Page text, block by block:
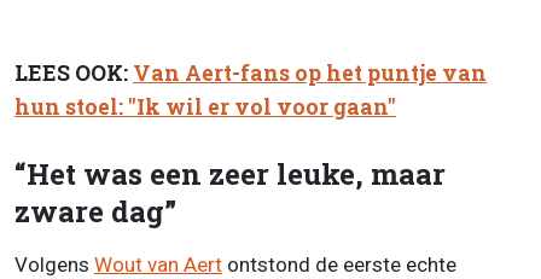
LEES OOK: Van Aert-fans op het puntje van
hun stoel: "Ik wil er vol voor gaan"
“Het was een zeer leuke, maar
zware dag”
Volgens Wout van Aert ontstond de eerste echte